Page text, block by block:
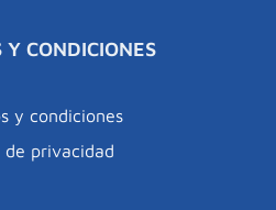
Y CONDICIONES
y condiciones
de privacidad